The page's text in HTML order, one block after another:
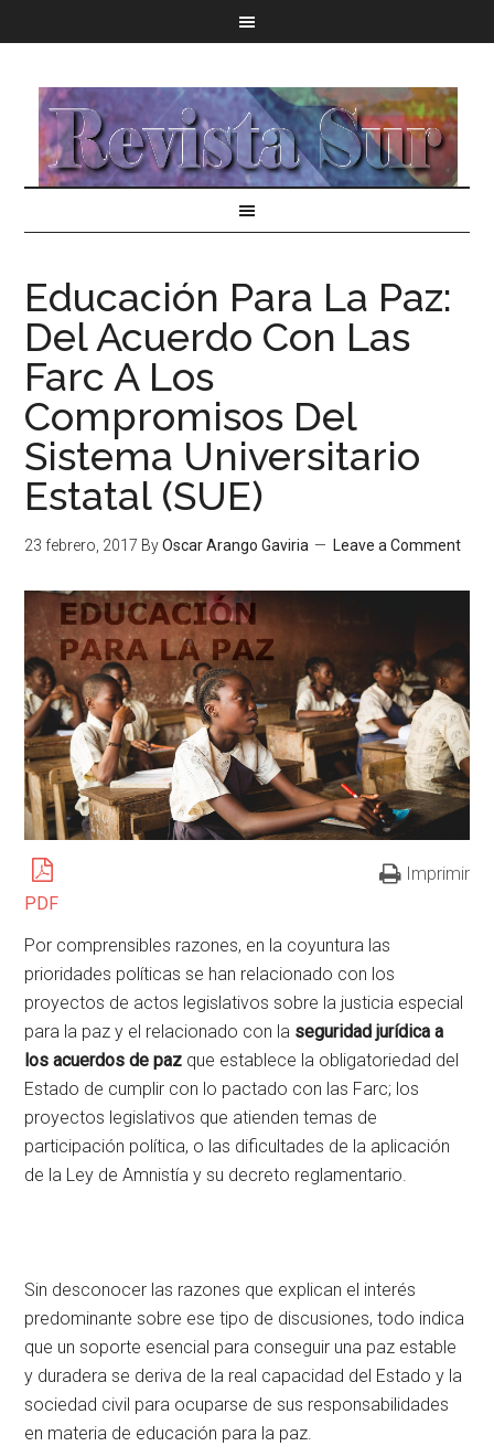
Educación Para La Paz:
Del Acuerdo Con Las
Farc A Los
Compromisos Del
Sistema Universitario
Estatal (SUE)
23 febrero, 2017 ByOscar Arango Gaviria Leave a Comment
PDF
Imprimir
Por comprensibles razones, en la coyuntura las
prioridades políticas se han relacionado con los
proyectos de actos legislativos sobre la justicia especial
para la paz y el relacionado con la seguridad jurídica a
los acuerdos de paz que establece la obligatoriedad del
Estado de cumplir con lo pactado con las Farc; los
proyectos legislativos que atienden temas de
participación política, o las dificultades de la aplicación
de la Ley de Amnistía y su decreto reglamentario.
Sin desconocer las razones que explican el interés
predominante sobre ese tipo de discusiones, todo indica
que un soporte esencial para conseguir una paz estable
y duradera se deriva de la real capacidad del Estado y la
sociedad civil para ocuparse de sus responsabilidades
en materia de educación para la paz.